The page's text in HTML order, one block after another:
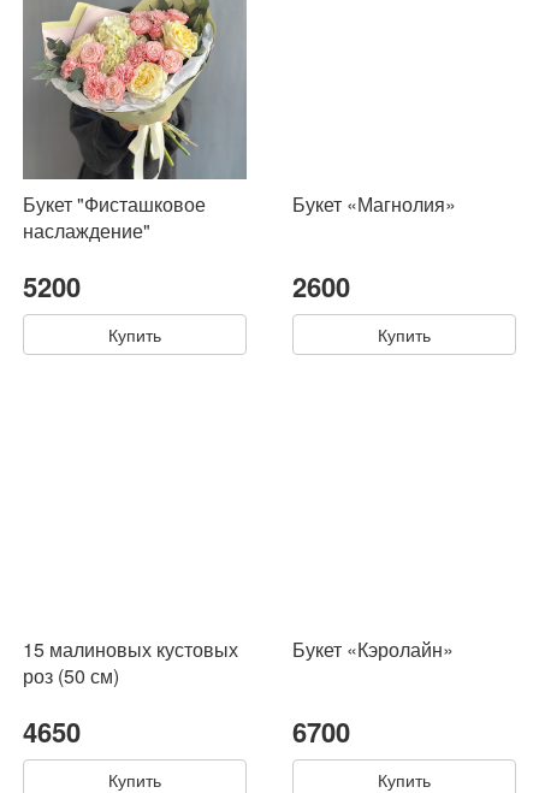
Букет "Фисташковое
наслаждение"
5200
Купить
Букет «Магнолия»
2600
Купить
15 малиновых кустовых
роз (50 см)
4650
Купить
Букет «Кэролайн»
6700
Купить